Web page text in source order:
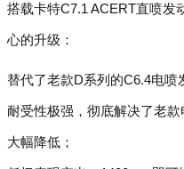
搭载卡特C7.1 ACERT直喷发
心的升级：
替代了老款D系列的C6.4电
耐受性极强，彻底解决了老
大幅降低；